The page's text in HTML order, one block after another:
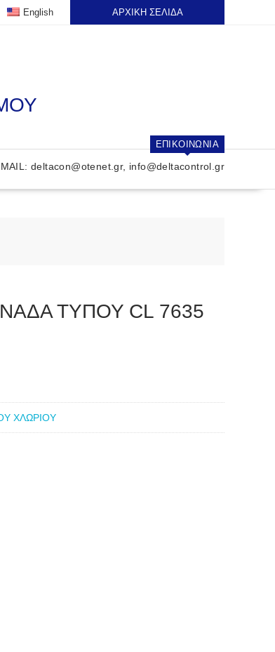
English ΑΡΧΙΚΗ ΣΕΛΙΔΑ
ΕΠΙΚΟΙΝΩΝΙΑ
deltacon@otenet.gr, info@deltacontrol.gr
ΤΥΠΟΥ CL 7635
ΧΛΩΡΙΟΥ